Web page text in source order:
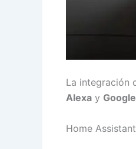
La integración
Alexa y
Home